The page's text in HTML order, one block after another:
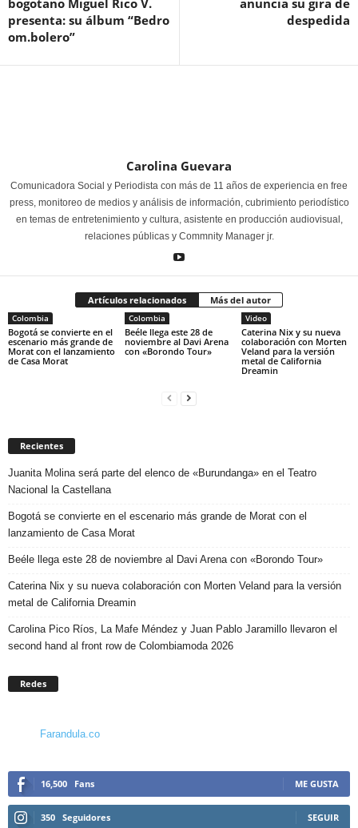
bogotano Miguel Rico V.
presenta: su álbum “Bedro
om.bolero”
anuncia su gira de
despedida
Carolina Guevara
Comunicadora Social y Periodista con más de 11 años de experiencia en free
press, monitoreo de medios y análisis de información, cubrimiento periodístico
en temas de entretenimiento y cultura, asistente en producción audiovisual,
relaciones públicas y Commnity Manager jr.
Artículos relacionados Más del autor
Colombia
Bogotá se convierte en el
escenario más grande de
Morat con el lanzamiento
de Casa Morat
Colombia
Beéle llega este 28 de
noviembre al Davi Arena
con «Borondo Tour»
Video
Caterina Nix y su nueva
colaboración con Morten
Veland para la versión
metal de California
Dreamin
Recientes
Juanita Molina será parte del elenco de «Burundanga» en el Teatro
Nacional la Castellana
Bogotá se convierte en el escenario más grande de Morat con el
lanzamiento de Casa Morat
Beéle llega este 28 de noviembre al Davi Arena con «Borondo Tour»
Caterina Nix y su nueva colaboración con Morten Veland para la versión
metal de California Dreamin
Carolina Pico Ríos, La Mafe Méndez y Juan Pablo Jaramillo llevaron el
second hand al front row de Colombiamoda 2026
Redes
Farandula.co
16,500 Fans ME GUSTA
350 Seguidores SEGUIR